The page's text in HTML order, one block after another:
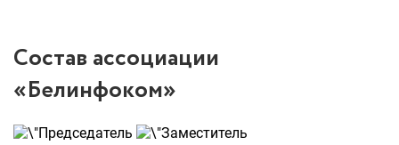
Состав ассоциации
«Белинфоком»